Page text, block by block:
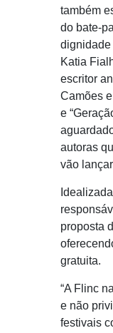
também
do bate-
dignidade
Katia
escritor
Camões
e
autoras
vão
proposta
gratuita.
“A Flinc
e não
festivais